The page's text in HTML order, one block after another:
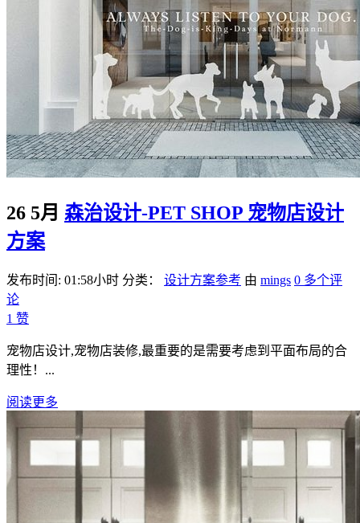
26 5月 森治设计-PET SHOP 宠物店设计
方案
发布时间: 01:58小时 分类： 设计方案参考 由 mings 0 多个评
论
1 赞
宠物店设计,宠物店装修,最重要的是需要考虑到平面布局的合
理性！...
阅读更多